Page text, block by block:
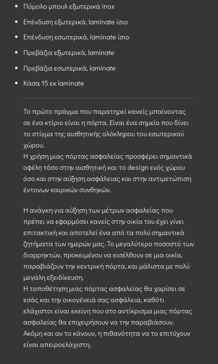
Πόμολο μπουλ εξωτερικά inox
Επένδυση εξωτερικά, laminate ίσιο
Επένδυση εσωτερικά, laminate ίσιο
Πρεβάζια εξωτερικά, laminate
Πρεβάζια εσωτερικά, laminate
Κάσα 15 εκ laminate
Το πρώτο πράγμα που παρατηρεί κανείς μπαίνοντας
σε ένα κτίριο είναι η πόρτα. Είναι ένα σημείο που δίνει
το στίγμα της αισθητικής ολόκληρου του εσωτερικού
χώρου.
Η χρήση μιας πόρτας ασφαλείας προσφέρει σημαντικά
οφέλη τόσο στην αισθητική και το design ενός χώρου
όσο και στην αύξηση ασφάλειας και στην αντιμετώπιση
έντονων καιρικών συνθηκών.
Η ανάγκη για αύξηση των μέτρων ασφαλείας που
πρέπει να εφαρμόσει κανείς στην οικία του έχει γίνει
επιτακτική και αποτελεί ένα από τα πολύ σημαντικά
ζητήματα των ημερών μας. Το μεγαλύτερο ποσοστό των
διαρρηκτών, προκειμένου να εισέλθουν σε μια οικία,
παραβιάζουν την κεντρική πόρτα, και μάλιστα με πολύ
μεγάλη εξειδίκευση.
Η τοποθέτηση μιας πόρτας ασφαλείας θα χαρίσει σε
εσάς και την οικογένειά σας ασφάλεια, καθότι
ελάχιστοι είναι εκείνη που στο αντίκρισμα μιας πόρτας
ασφαλείας θα επιχειρήσουν να την παραβιάσουν.
Ακόμη και αν το κάνουν, η πιθανότητα να το επιτύχουν
είναι απειροελάχιστη.